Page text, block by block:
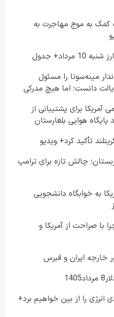
کمک به موج مهاجرت به
جدول
مینه‌سوتا را مسئول
دانست؛ اما هیچ مدرکی
برای پشتیبانی از
پایگاه هوایی بلغارستان
تأکید کرد+ ویدیو
چالش تازه برای ترامپ
به خوابگاه دانشجویی
با صراحت از آمریکا و
خارجه ایران و قبرس
انرژی را از بین خواهیم برد+